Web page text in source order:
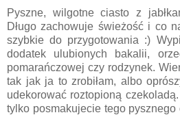
Pyszne, wilgotne ciasto z
Długo zachowuje świeżość i co
szybkie do przygotowania :)
dodatek ulubionych bakalii,
pomarańczowej czy rodzynek.
tak jak ja to zrobiłam, albo
udekorować roztopioną
tylko posmakujecie tego